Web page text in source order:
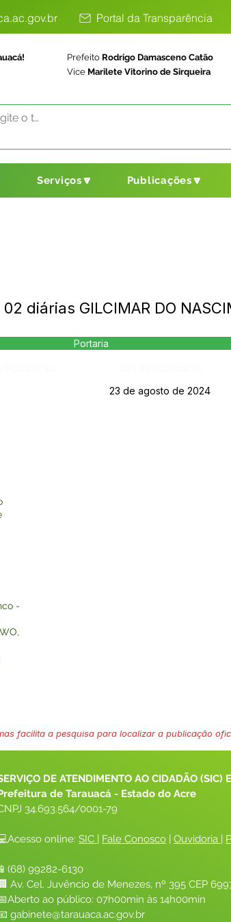
Portal da Transparência
Prefeito Rodrigo Damasceno Catão
Vice Marilete Vitorino de Sirqueira
Serviços🔽 Publicações🔽
diárias GILCIMAR DO
Portaria
23 de agosto de 2024
-
facilita a pesquisa para localizar a publicação
DE ATENDIMENTO AO CIDADÃO (SIC)
de Tarauacá - Estado do Acre
34.693.564/0001-79
online: SIC | Fale Conosco | Ouvidoria |
📱(68) 99282-6130
Av. Cel. Juvêncio de Menezes, nº 395 CEP
ao público: 07h00min às 14h00min
gabinete@tarauaca.ac.gov.br